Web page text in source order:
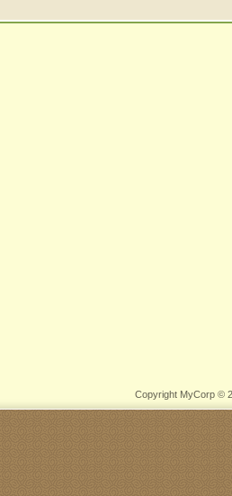
Copyright MyCorp ©